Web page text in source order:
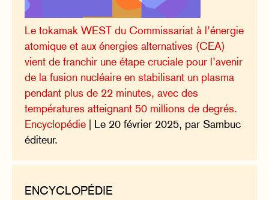
Le tokamak WEST du Commissariat à l’énergie
atomique et aux énergies alternatives (CEA)
vient de franchir une étape cruciale pour l’avenir
de la fusion nucléaire en stabilisant un plasma
pendant plus de 22 minutes, avec des
températures atteignant 50 millions de degrés.
Encyclopédie | Le 20 février 2025, par Sambuc
éditeur.
ENCYCLOPÉDIE